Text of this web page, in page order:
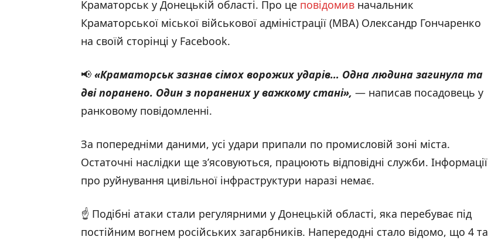
Краматорськ у Донецькій області. Про це повідомив начальник
Краматорської міської військової адміністрації (МВА) Олександр Гончаренко
на своїй сторінці у Facebook.
📢 «Краматорськ зазнав сімох ворожих ударів… Одна людина загинула та
дві поранено. Один з поранених у важкому стані», — написав посадовець у
ранковому повідомленні.
За попередніми даними, усі удари припали по промисловій зоні міста.
Остаточні наслідки ще з’ясовуються, працюють відповідні служби. Інформації
про руйнування цивільної інфраструктури наразі немає.
☝️ Подібні атаки стали регулярними у Донецькій області, яка перебуває під
постійним вогнем російських загарбників. Напередодні стало відомо, що 4 та